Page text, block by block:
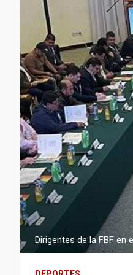
Dirigentes de la FBF en